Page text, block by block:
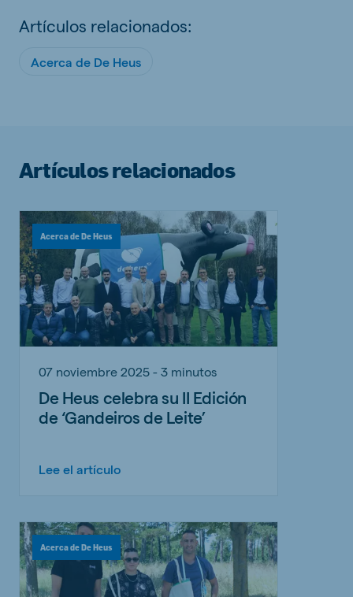
Artículos relacionados:
Acerca de De Heus
Artículos relacionados
Acerca de De Heus
07 noviembre 2025 - 3 minutos
De Heus celebra su II Edición
de ‘Gandeiros de Leite’
Lee el artículo
Acerca de De Heus